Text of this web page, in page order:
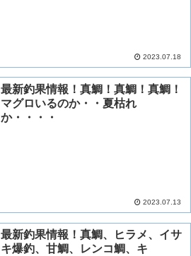
2023.07.18
最新釣果情報！真鯛！真鯛！真鯛！
マグロいるのか・・夏枯れ
か・・・・
2023.07.13
最新釣果情報！真鯛、ヒラメ、イサ
キ爆釣、甘鯛、レンコ鯛、キ